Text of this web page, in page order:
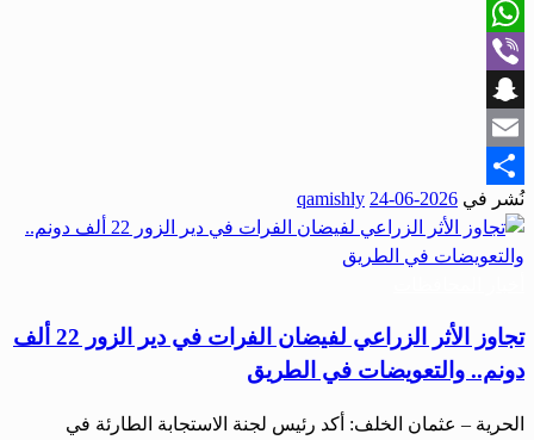
X
WhatsApp
Viber
Snapchat
Email
Share
نُشر في 2026-06-24
qamishly
تجاوز الأثر الزراعي لفيضان الفرات في دير الزور 22 ألف
دونم.. والتعويضات في الطريق
الحرية – عثمان الخلف: أكد رئيس لجنة الاستجابة الطارئة في